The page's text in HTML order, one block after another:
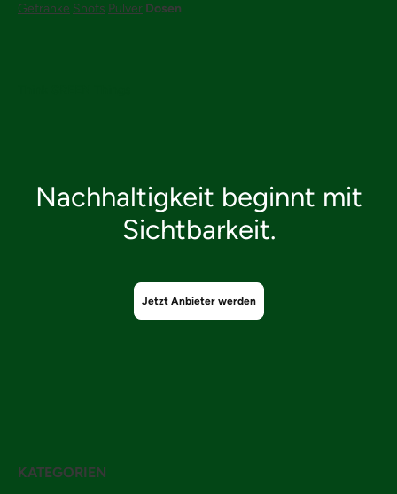
Getränke Shots Pulver Dosen
Nachhaltigkeit beginnt mit
Sichtbarkeit.
Jetzt Anbieter werden
KATEGORIEN